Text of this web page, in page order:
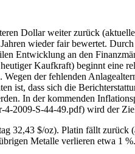
Dollar weiter zurück
wieder fair bewertet.
Entwicklung an den
Kaufkraft) beginnt eine
der fehlenden
ist, dass sich die
In der kommenden
2009-S-44-49.pdf) wird der
32,43 $/oz). Platin fällt
Metalle verlieren etwa 1 %.